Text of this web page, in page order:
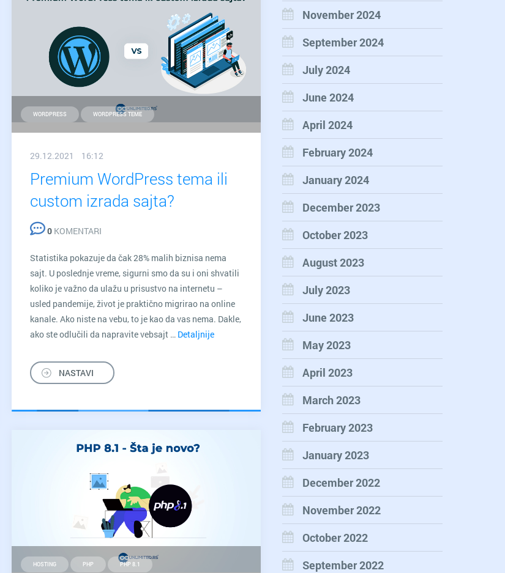
(email
phishing)
WORDPRESS WORDPRESS TEME
29.12.2021 16:12
Premium WordPress tema ili
custom izrada sajta?
0 KOMENTARI
Statistika pokazuje da čak 28% malih biznisa nema
sajt. U poslednje vreme, sigurni smo da su i oni shvatili
koliko je važno da ulažu u prisustvo na internetu –
usled pandemije, život je praktično migrirao na online
kanale. Ako niste na vebu, to je kao da vas nema. Dakle,
ako ste odlučili da napravite vebsajt … Detaljnije
izrada
NASTAVI
HOSTING PHP PHP 8.1
November 2024
September 2024
July 2024
June 2024
April 2024
February 2024
January 2024
December 2023
October 2023
August 2023
July 2023
June 2023
May 2023
April 2023
March 2023
February 2023
January 2023
December 2022
November 2022
October 2022
September 2022